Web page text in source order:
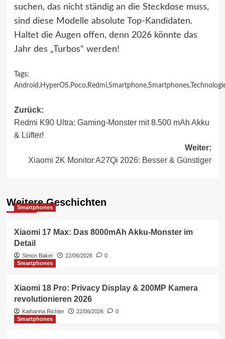
suchen, das nicht ständig an die Steckdose muss,
sind diese Modelle absolute Top-Kandidaten.
Haltet die Augen offen, denn 2026 könnte das
Jahr des „Turbos“ werden!
Tags:
Android ,HyperOS,Poco,Redmi,Smartphone,Smartphones,
Beitragsnavigation
Zurück:
Redmi K90 Ultra: Gaming-Monster mit 8.500 mAh Akku
& Lüfter!
Weiter:
Xiaomi 2K Monitor A27Qi 2026: Besser & Günstiger
Weitere Geschichten
Smartphones
Xiaomi 17 Max: Das 8000mAh Akku-Monster im
Detail
Simon Baker 22/06/2026
0
Smartphones
Xiaomi 18 Pro: Privacy Display & 200MP Kamera
revolutionieren 2026
Katharina Richter 22/06/2026
0
Smartphones